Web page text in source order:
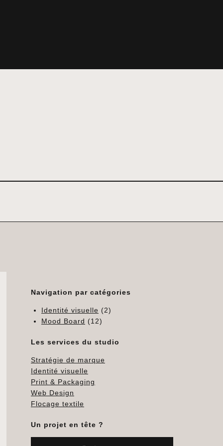
Navigation par catégories
Identité visuelle (2)
Mood Board (12)
Les services du studio
Stratégie de marque
Identité visuelle
Print & Packaging
Web Design
Flocage textile
Un projet en tête ?